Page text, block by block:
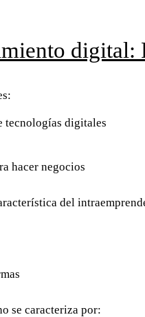
digital:
tecnologías digitales
hacer negocios
del
se caracteriza por: